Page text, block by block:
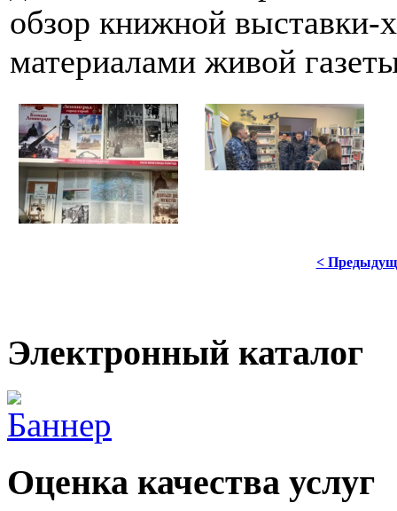
обзор книжной
материалами живой
<
Электронный каталог
Оценка качества услуг